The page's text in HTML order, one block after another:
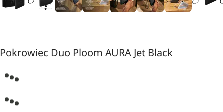
Pokrowiec Duo Ploom AURA Jet Black